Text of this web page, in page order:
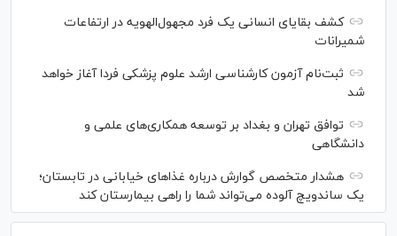
کشف بقایای انسانی یک فرد مجهول‌الهویه در ارتفاعات
شمیرانات
ثبت‌نام آزمون کارشناسی ارشد علوم پزشکی فردا آغاز خواهد
شد
توافق تهران و بغداد بر توسعه همکاری‌های علمی و
دانشگاهی
هشدار متخصص گوارش درباره غذا‌های خیابانی در تابستان؛
یک ساندویچ آلوده می‌تواند شما را راهی بیمارستان کند